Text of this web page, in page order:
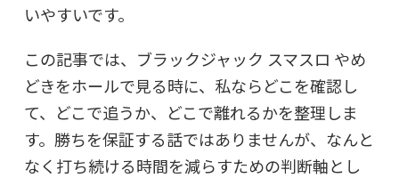
いやすいです。
この記事では、ブラックジャック スマスロ やめ
どきをホールで見る時に、私ならどこを確認し
て、どこで追うか、どこで離れるかを整理しま
す。勝ちを保証する話ではありませんが、なんと
なく打ち続ける時間を減らすための判断軸とし